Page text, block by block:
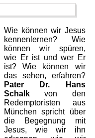
Wie können wir Jesus
kennenlernen? Wie
können wir spüren,
wie Er ist und wer Er
ist? Wie können wir
das sehen, erfahren?
Pater Dr. Hans
Schalk von den
Redemptoristen aus
München spricht über
die Begegnung mit
Jesus, wie wir ihn